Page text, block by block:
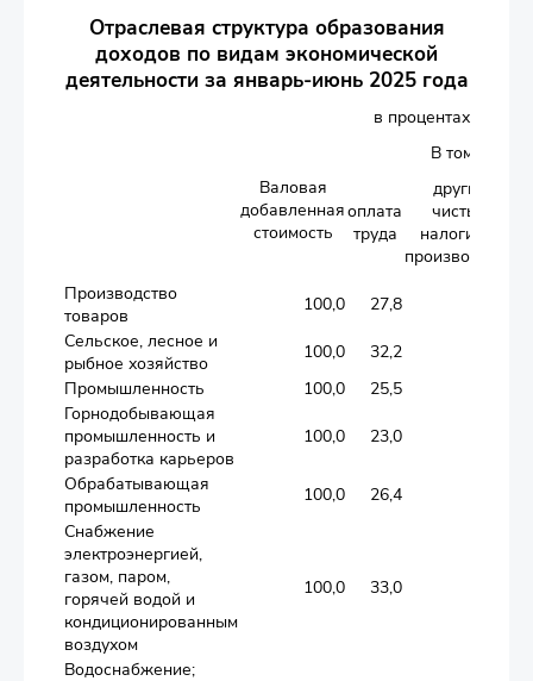
Отраслевая структура образования
доходов по видам экономической
деятельности за январь-июнь 2025 года
в процентах
Валовая
добавленная
стоимость
В том числе
оплата
труда
другие
чистые
налоги на
производство
Производство
товаров
100,0 27,8
Сельское, лесное и
рыбное хозяйство
100,0 32,2
Промышленность
100,0 25,5
Горнодобывающая
промышленность и
разработка карьеров
100,0 23,0
Обрабатывающая
промышленность
100,0 26,4
Снабжение
электроэнергией,
газом, паром,
горячей водой и
кондиционированным
воздухом
100,0 33,0
Водоснабжение;